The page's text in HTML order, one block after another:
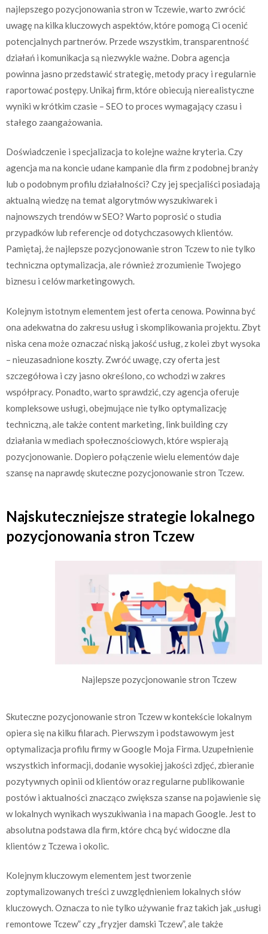
najlepszego pozycjonowania stron w Tczewie, warto zwrócić
uwagę na kilka kluczowych aspektów, które pomogą Ci ocenić
potencjalnych partnerów. Przede wszystkim, transparentność
działań i komunikacja są niezwykle ważne. Dobra agencja
powinna jasno przedstawić strategię, metody pracy i regularnie
raportować postępy. Unikaj firm, które obiecują nierealistyczne
wyniki w krótkim czasie – SEO to proces wymagający czasu i
stałego zaangażowania.
Doświadczenie i specjalizacja to kolejne ważne kryteria. Czy
agencja ma na koncie udane kampanie dla firm z podobnej branży
lub o podobnym profilu działalności? Czy jej specjaliści posiadają
aktualną wiedzę na temat algorytmów wyszukiwarek i
najnowszych trendów w SEO? Warto poprosić o studia
przypadków lub referencje od dotychczasowych klientów.
Pamiętaj, że najlepsze pozycjonowanie stron Tczew to nie tylko
techniczna optymalizacja, ale również zrozumienie Twojego
biznesu i celów marketingowych.
Kolejnym istotnym elementem jest oferta cenowa. Powinna być
ona adekwatna do zakresu usług i skomplikowania projektu. Zbyt
niska cena może oznaczać niską jakość usług, z kolei zbyt wysoka
– nieuzasadnione koszty. Zwróć uwagę, czy oferta jest
szczegółowa i czy jasno określono, co wchodzi w zakres
współpracy. Ponadto, warto sprawdzić, czy agencja oferuje
kompleksowe usługi, obejmujące nie tylko optymalizację
techniczną, ale także content marketing, link building czy
działania w mediach społecznościowych, które wspierają
pozycjonowanie. Dopiero połączenie wielu elementów daje
szansę na naprawdę skuteczne pozycjonowanie stron Tczew.
Najskuteczniejsze strategie lokalnego
pozycjonowania stron Tczew
Najlepsze pozycjonowanie stron Tczew
Skuteczne pozycjonowanie stron Tczew w kontekście lokalnym
opiera się na kilku filarach. Pierwszym i podstawowym jest
optymalizacja profilu firmy w Google Moja Firma. Uzupełnienie
wszystkich informacji, dodanie wysokiej jakości zdjęć, zbieranie
pozytywnych opinii od klientów oraz regularne publikowanie
postów i aktualności znacząco zwiększa szanse na pojawienie się
w lokalnych wynikach wyszukiwania i na mapach Google. Jest to
absolutna podstawa dla firm, które chcą być widoczne dla
klientów z Tczewa i okolic.
Kolejnym kluczowym elementem jest tworzenie
zoptymalizowanych treści z uwzględnieniem lokalnych słów
kluczowych. Oznacza to nie tylko używanie fraz takich jak „usługi
remontowe Tczew” czy „fryzjer damski Tczew”, ale także